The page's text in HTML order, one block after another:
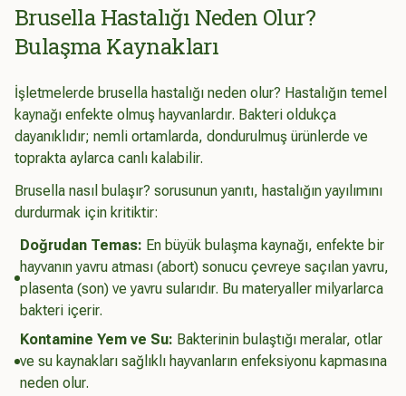
Brusella Hastalığı Neden Olur?
Bulaşma Kaynakları
İşletmelerde brusella hastalığı neden olur? Hastalığın temel
kaynağı enfekte olmuş hayvanlardır. Bakteri oldukça
dayanıklıdır; nemli ortamlarda, dondurulmuş ürünlerde ve
toprakta aylarca canlı kalabilir.
Brusella nasıl bulaşır? sorusunun yanıtı, hastalığın yayılımını
durdurmak için kritiktir:
Doğrudan Temas: En büyük bulaşma kaynağı, enfekte bir
hayvanın yavru atması (abort) sonucu çevreye saçılan yavru,
plasenta (son) ve yavru sularıdır. Bu materyaller milyarlarca
bakteri içerir.
Kontamine Yem ve Su: Bakterinin bulaştığı meralar, otlar
ve su kaynakları sağlıklı hayvanların enfeksiyonu kapmasına
neden olur.